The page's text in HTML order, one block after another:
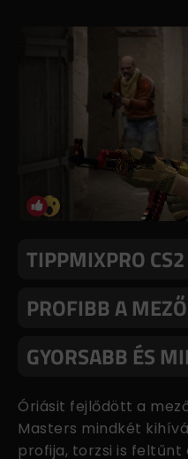
TIPPMIXPRO
PROFIBB A
GYORSABB ÉS
Óriásit fejlődött a
Masters mindkét
profija, torzsi is feltűnt